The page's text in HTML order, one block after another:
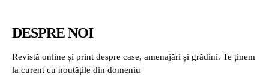
DESPRE NOI
Revistă online și print despre case, amenajări și grădini. Te ținem
la curent cu noutățile din domeniu